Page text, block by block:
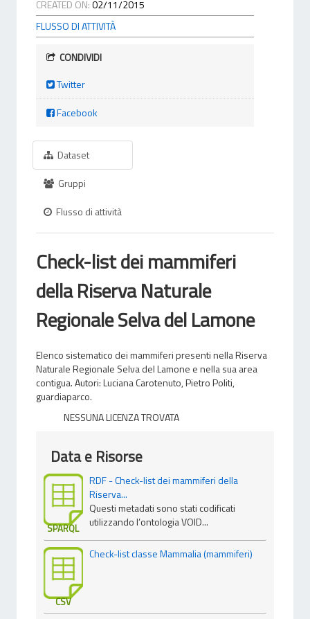
CREATED ON:02/11/2015
FLUSSO DI ATTIVITÀ
CONDIVIDI
Twitter
Facebook
Dataset
Gruppi
Flusso di attività
Check-list dei mammiferi
della Riserva Naturale
Regionale Selva del Lamone
Elenco sistematico dei mammiferi presenti nella Riserva
Naturale Regionale Selva del Lamone e nella sua area
contigua. Autori: Luciana Carotenuto, Pietro Politi,
guardiaparco.
NESSUNA LICENZA TROVATA
Data e Risorse
SPARQL
RDF - Check-list dei mammiferi della
Riserva...
Questi metadati sono stati codificati
utilizzando l’ontologia VOID...
CSV
Check-list classe Mammalia (mammiferi)